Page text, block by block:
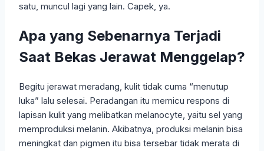
satu, muncul lagi yang lain. Capek, ya.
Apa yang Sebenarnya Terjadi
Saat Bekas Jerawat Menggelap?
Begitu jerawat meradang, kulit tidak cuma “menutup
luka” lalu selesai. Peradangan itu memicu respons di
lapisan kulit yang melibatkan melanocyte, yaitu sel yang
memproduksi melanin. Akibatnya, produksi melanin bisa
meningkat dan pigmen itu bisa tersebar tidak merata di